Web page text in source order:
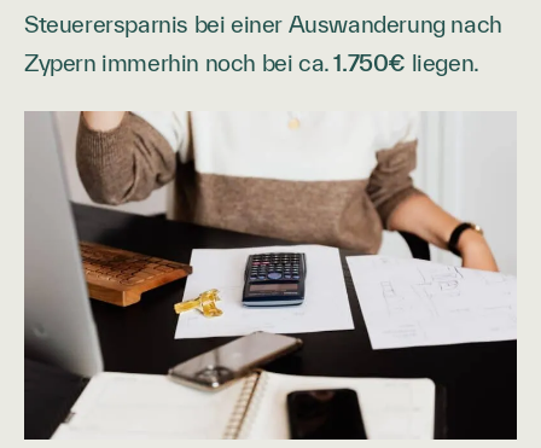
Steuerersparnis bei einer Auswanderung nach
Zypern immerhin noch bei ca.1.750€ liegen.